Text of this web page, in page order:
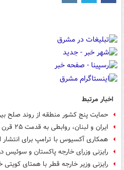
اخبار مرتبط
حمایت پنج کشور منطقه از روند صلح
ایران و لبنان، روابطی به قدمت ۲۵ قرن
همکاری آکسیوس با ترامپ برای انتشار
رایزنی وزرای خارجه پاکستان و سوئیس
رایزنی وزیر خارجه قطر با همتای کویتی